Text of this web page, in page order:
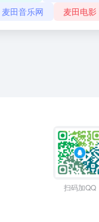
麦田音乐网
麦田电影
扫码加QQ